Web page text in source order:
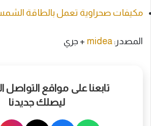
مكيفات صحراوية تعمل بالطاقة
المصدر: midea + جري
تابعنا على مواقع التواصل
ليصلك جديدنا